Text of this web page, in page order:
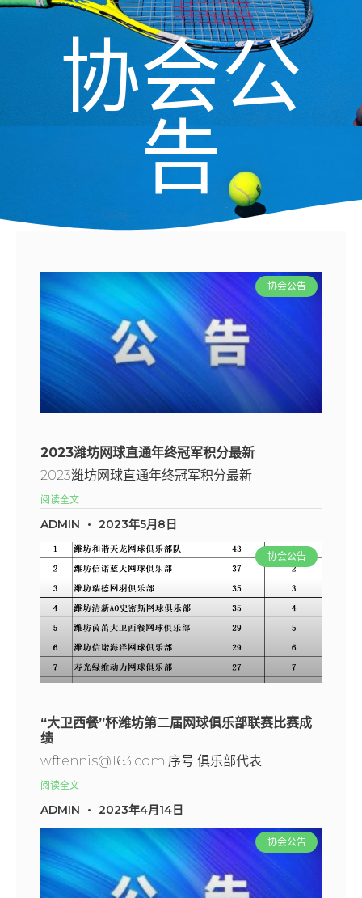
协会公
告
协会公告
2023潍坊网球直通年终冠军积分最新
2023潍坊网球直通年终冠军积分最新
阅读全文
ADMIN 2023年5月8日
协会公告
“大卫西餐”杯潍坊第二届网球俱乐部联赛比赛成
绩
wftennis@163.com 序号 俱乐部代表
阅读全文
ADMIN 2023年4月14日
协会公告